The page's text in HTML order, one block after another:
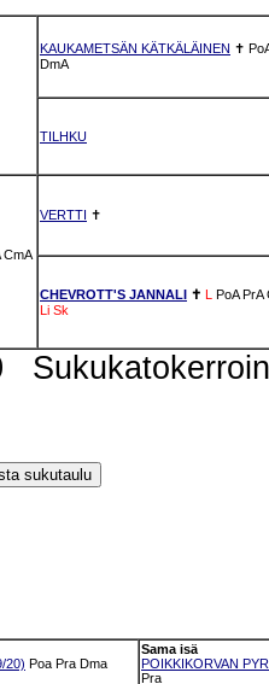
KAUKAMETSÄN KÄTKÄLÄINEN ✝
DmA
TILHKU
CmA
VERTTI ✝
CHEVROTT'S JANNALI ✝ L PoA PrA
Li Sk
20) Poa Pra Dma
Sama isä
POIKKIKORVAN
Pra